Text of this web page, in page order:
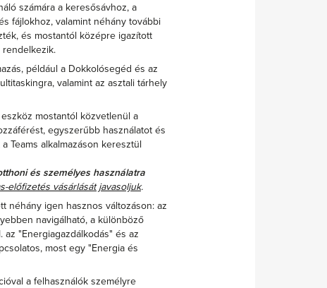
számára a keresősávhoz, a
fájlokhoz, valamint néhány további
és mostantól középre igazított
rendelkezik.
például a Dokkolósegéd és az
valamint az asztali tárhely
mostantól közvetlenül a
egyszerűbb használatot és
Teams alkalmazáson keresztül
és személyes használatra
előfizetés vásárlását javasoljuk.
néhány igen hasznos változáson: az
navigálható, a különböző
"Energiagazdálkodás" és az
most egy "Energia és
a felhasználók személyre